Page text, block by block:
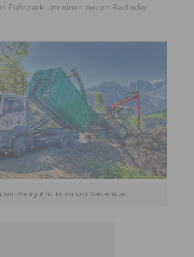
Fuhrpark um einen neuen Radlader
Hackgut für Privat und Gewerbe an